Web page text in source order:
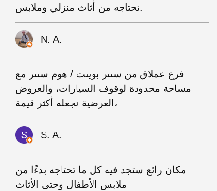
تحتاجه من أثاث منزلي وملابس.
N. A.
فرع عملاق من سنتر بوينت / هوم سنتر مع
مساحة محدودة لوقوف السيارات، والعروض
العرضية تجعله أكثر قيمة،
S. A.
مكان رائع ستجد فيه كل ما تحتاجه بدءًا من
ملابس الأطفال وحتى الأثاث